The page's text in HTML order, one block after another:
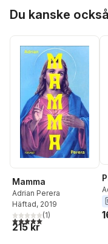
Du kanske
Mamma
Adrian Perera
Häftad, 2019
5,0utav 5 stjärnor. Totalt
(1)
215 kr